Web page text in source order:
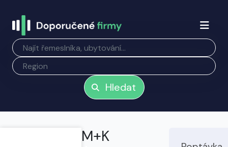
Hledat
M+K